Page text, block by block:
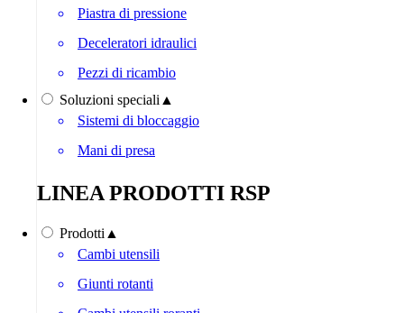
Piastra di pressione
Deceleratori idraulici
Pezzi di ricambio
Soluzioni speciali▲
Sistemi di bloccaggio
Mani di presa
LINEA PRODOTTI RSP
Prodotti ▲
Cambi utensili
Giunti rotanti